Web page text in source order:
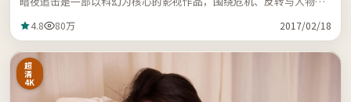
4.8 80万 2017/02/18
超
清
4K